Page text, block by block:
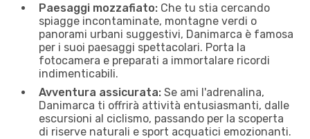
Paesaggi mozzafiato: Che tu stia cercando
spiagge incontaminate, montagne verdi o
panorami urbani suggestivi, Danimarca è famosa
per i suoi paesaggi spettacolari. Porta la
fotocamera e preparati a immortalare ricordi
indimenticabili.
Avventura assicurata: Se ami l'adrenalina,
Danimarca ti offrirà attività entusiasmanti, dalle
escursioni al ciclismo, passando per la scoperta
di riserve naturali e sport acquatici emozionanti.